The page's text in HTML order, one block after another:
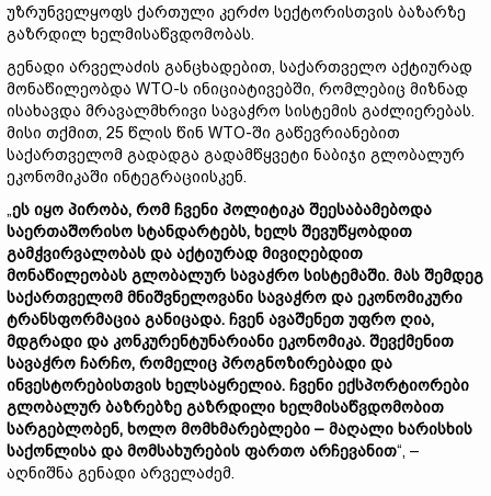
უზრუნველყოფს ქართული კერძო სექტორისთვის ბაზარზე
გაზრდილ ხელმისაწვდომობას.
გენადი არველაძის განცხადებით, საქართველო აქტიურად
მონაწილეობდა WTO-ს ინიციატივებში, რომლებიც მიზნად
ისახავდა მრავალმხრივი სავაჭრო სისტემის გაძლიერებას.
მისი თქმით, 25 წლის წინ WTO-ში გაწევრიანებით
საქართველომ გადადგა გადამწყვეტი ნაბიჯი გლობალურ
ეკონომიკაში ინტეგრაციისკენ.
„ეს იყო პირობა, რომ ჩვენი პოლიტიკა შეესაბამებოდა
საერთაშორისო სტანდარტებს, ხელს შევუწყობდით
გამჭვირვალობას და აქტიურად მივიღებდით
მონაწილეობას გლობალურ სავაჭრო სისტემაში. მას შემდეგ
საქართველომ მნიშვნელოვანი სავაჭრო და ეკონომიკური
ტრანსფორმაცია განიცადა. ჩვენ ავაშენეთ უფრო ღია,
მდგრადი და კონკურენტუნარიანი ეკონომიკა. შევქმენით
სავაჭრო ჩარჩო, რომელიც პროგნოზირებადი და
ინვესტორებისთვის ხელსაყრელია. ჩვენი ექსპორტიორები
გლობალურ ბაზრებზე გაზრდილი ხელმისაწვდომობით
სარგებლობენ, ხოლო მომხმარებლები – მაღალი ხარისხის
საქონლისა და მომსახურების ფართო არჩევანით“, –
აღნიშნა გენადი არველაძემ.